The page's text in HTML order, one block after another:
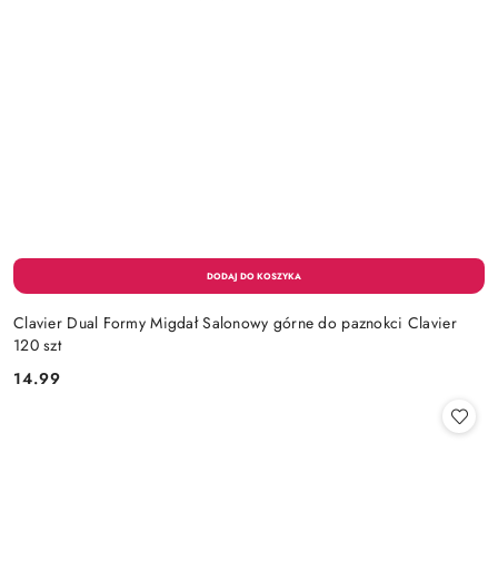
Clavier Dual Formy Migdał Salonowy górne do paznokci Clavier
120 szt
Cena:
14.99